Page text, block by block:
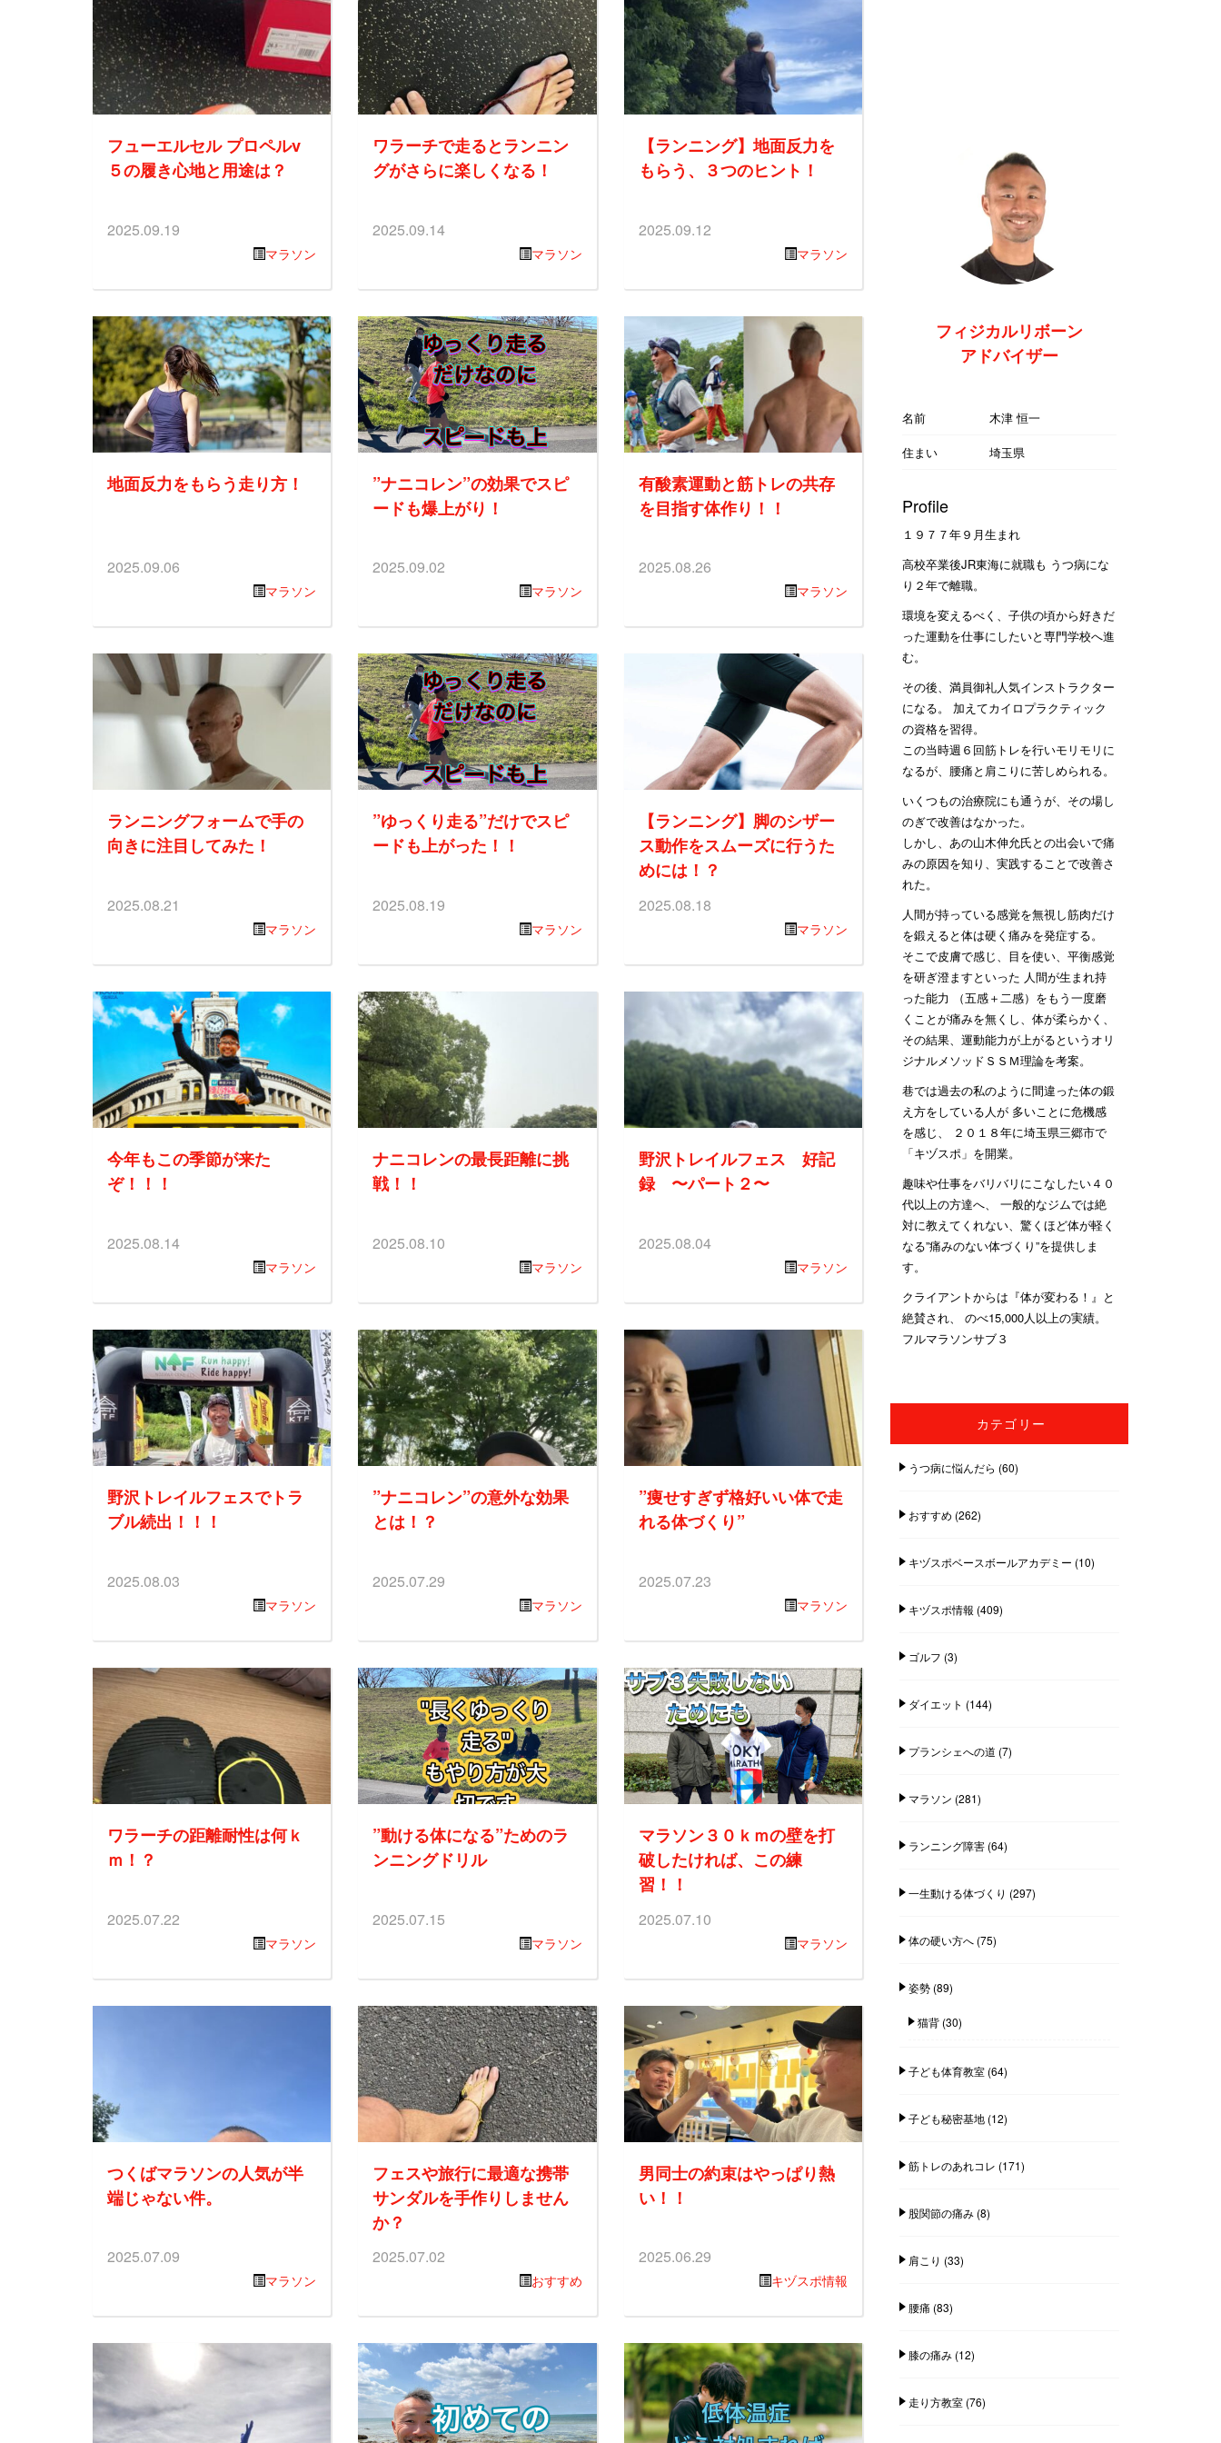
フューエルセル プロペルv
５の履き心地と用途は？
2025.09.19
マラソン
ワラーチで走るとランニン
グがさらに楽しくなる！
2025.09.14
マラソン
【ランニング】地面反力を
もらう、３つのヒント！
2025.09.12
マラソン
地面反力をもらう走り方！
2025.09.06
マラソン
”ナニコレン”の効果でスピ
ードも爆上がり！
2025.09.02
マラソン
有酸素運動と筋トレの共存
を目指す体作り！！
2025.08.26
マラソン
ランニングフォームで手の
向きに注目してみた！
2025.08.21
マラソン
”ゆっくり走る”だけでスピ
ードも上がった！！
2025.08.19
マラソン
【ランニング】脚のシザー
ス動作をスムーズに行うた
めには！？
2025.08.18
マラソン
今年もこの季節が来た
ぞ！！！
2025.08.14
マラソン
ナニコレンの最長距離に挑
戦！！
2025.08.10
マラソン
野沢トレイルフェス 好記
録 〜パート２〜
2025.08.04
マラソン
野沢トレイルフェスでトラ
ブル続出！！！
2025.08.03
マラソン
”ナニコレン”の意外な効果
とは！？
2025.07.29
マラソン
”痩せすぎず格好いい体で走
れる体づくり”
2025.07.23
マラソン
ワラーチの距離耐性は何ｋ
ｍ！？
2025.07.22
マラソン
”動ける体になる”ためのラ
ンニングドリル
2025.07.15
マラソン
マラソン３０ｋｍの壁を打
破したければ、この練
習！！
2025.07.10
マラソン
つくばマラソンの人気が半
端じゃない件。
2025.07.09
マラソン
フェスや旅行に最適な携帯
サンダルを手作りしません
か？
2025.07.02
おすすめ
男同士の約束はやっぱり熱
い！！
2025.06.29
キヅスポ情報
フィジカルリボーン
アドバイザー
名前
木津 恒一
住まい
埼玉県
Profile
１９７７年９月生まれ
高校卒業後JR東海に就職も うつ病にな
り２年で離職。
環境を変えるべく、子供の頃から好きだ
った運動を仕事にしたいと専門学校へ進
む。
その後、満員御礼人気インストラクター
になる。 加えてカイロプラクティック
の資格を習得。
この当時週６回筋トレを行いモリモリに
なるが、腰痛と肩こりに苦しめられる。
いくつもの治療院にも通うが、その場し
のぎで改善はなかった。
しかし、あの山木伸允氏との出会いで痛
みの原因を知り、実践することで改善さ
れた。
人間が持っている感覚を無視し筋肉だけ
を鍛えると体は硬く痛みを発症する。
そこで皮膚で感じ、目を使い、平衡感覚
を研ぎ澄ますといった 人間が生まれ持
った能力 （五感＋二感）をもう一度磨
くことが痛みを無くし、体が柔らかく、
その結果、運動能力が上がるというオリ
ジナルメソッドＳＳＭ理論を考案。
巷では過去の私のように間違った体の鍛
え方をしている人が 多いことに危機感
を感じ、 ２０１８年に埼玉県三郷市で
「キヅスポ」を開業。
趣味や仕事をバリバリにこなしたい４０
代以上の方達へ、 一般的なジムでは絶
対に教えてくれない、驚くほど体が軽く
なる”痛みのない体づくり”を提供しま
す。
クライアントからは『体が変わる！』と
絶賛され、 のべ15,000人以上の実績。
フルマラソンサブ３
カテゴリー
うつ病に悩んだら (60)
おすすめ (262)
キヅスポベースボールアカデミー (10)
キヅスポ情報 (409)
ゴルフ (3)
ダイエット (144)
プランシェへの道 (7)
マラソン (281)
ランニング障害(64)
一生動ける体づくり (297)
体の硬い方へ(75)
姿勢(89)
猫背(30)
子ども体育教室(64)
子ども秘密基地(12)
筋トレのあれコレ (171)
股関節の痛み(8)
肩こり (33)
腰痛 (83)
膝の痛み(12)
走り方教室(76)